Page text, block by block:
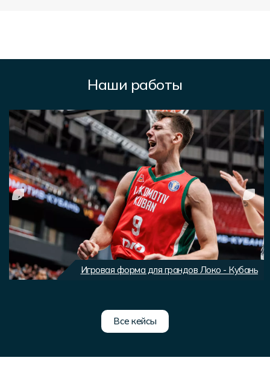
Наши работы
Игровая форма для грандов Локо - Кубань
Все кейсы